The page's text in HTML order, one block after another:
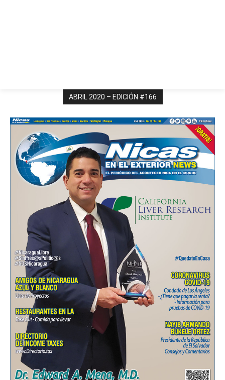
ABRIL 2020 – EDICIÓN #166